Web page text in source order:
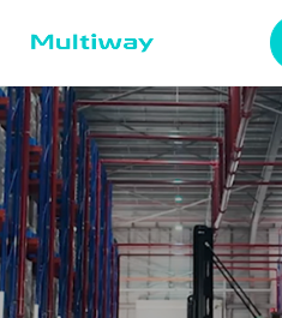
ホームページ
製品技術
応用シーン